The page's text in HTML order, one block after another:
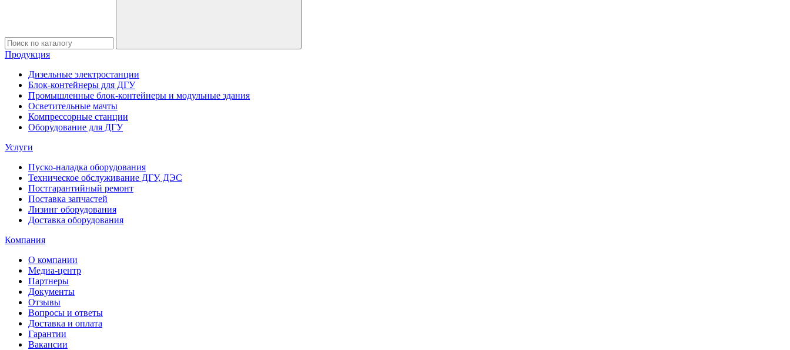
Продукция
Дизельные электростанции
Блок-контейнеры для ДГУ
Промышленные блок-контейнеры и модульные здания
Осветительные мачты
Компрессорные станции
Оборудование для ДГУ
Услуги
Пуско-наладка оборудования
Техническое обслуживание ДГУ, ДЭС
Постгарантийный ремонт
Поставка запчастей
Лизинг оборудования
Доставка оборудования
Компания
О компании
Медиа-центр
Партнеры
Документы
Отзывы
Вопросы и ответы
Доставка и оплата
Гарантии
Вакансии